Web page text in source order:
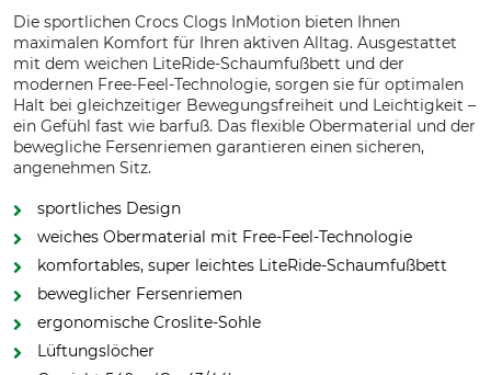
Die sportlichen Crocs Clogs InMotion bieten Ihnen
maximalen Komfort für Ihren aktiven Alltag. Ausgestattet
mit dem weichen LiteRide-Schaumfußbett und der
modernen Free-Feel-Technologie, sorgen sie für optimalen
Halt bei gleichzeitiger Bewegungsfreiheit und Leichtigkeit –
ein Gefühl fast wie barfuß. Das flexible Obermaterial und der
bewegliche Fersenriemen garantieren einen sicheren,
angenehmen Sitz.
sportliches Design
weiches Obermaterial mit Free-Feel-Technologie
komfortables, super leichtes LiteRide-Schaumfußbett
beweglicher Fersenriemen
ergonomische Croslite-Sohle
Lüftungslöcher